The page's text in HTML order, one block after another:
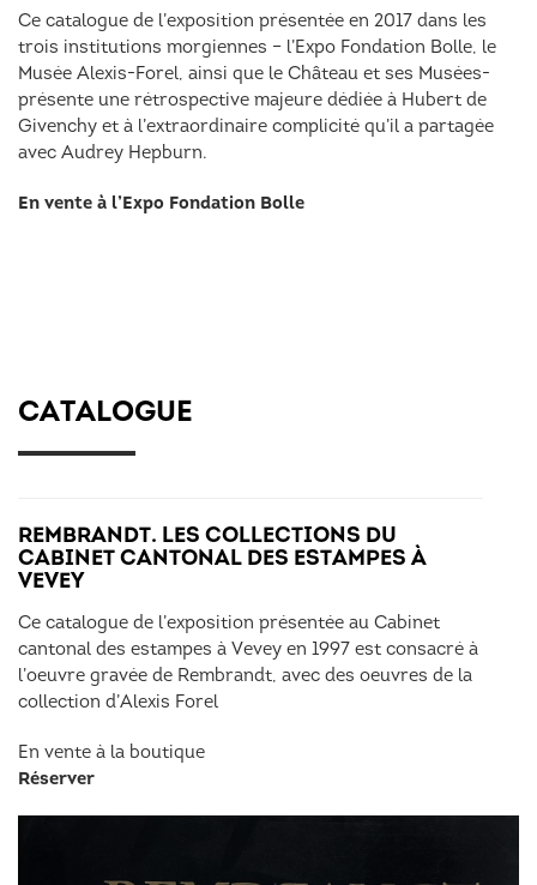
Ce catalogue de l’exposition présentée en 2017 dans les
trois institutions morgiennes – l’Expo Fondation Bolle, le
Musée Alexis-Forel, ainsi que le Château et ses Musées-
présente une rétrospective majeure dédiée à Hubert de
Givenchy et à l’extraordinaire complicité qu’il a partagée
avec Audrey Hepburn.
En vente à l’Expo Fondation Bolle
CATALOGUE
REMBRANDT. LES COLLECTIONS DU
CABINET CANTONAL DES ESTAMPES À
VEVEY
Ce catalogue de l’exposition présentée au Cabinet
cantonal des estampes à Vevey en 1997 est consacré à
l’oeuvre gravée de Rembrandt, avec des oeuvres de la
collection d’Alexis Forel
En vente à la boutique
Réserver